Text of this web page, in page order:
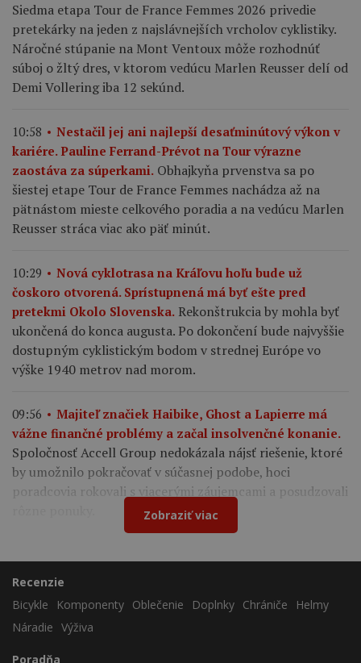
Siedma etapa Tour de France Femmes 2026 privedie
pretekárky na jeden z najslávnejších vrcholov cyklistiky.
Náročné stúpanie na Mont Ventoux môže rozhodnúť
súboj o žltý dres, v ktorom vedúcu Marlen Reusser delí od
Demi Vollering iba 12 sekúnd.
10:58
Nestačil jej ani najlepší desaťminútový výkon v
kariére. Pauline Ferrand-Prévot na Tour výrazne
zaostáva za súperkami. Obhajkyňa prvenstva sa po
šiestej etape Tour de France Femmes nachádza až na
pätnástom mieste celkového poradia a na vedúcu Marlen
Reusser stráca viac ako päť minút.
10:29
Nová cyklotrasa na Kráľovu hoľu bude už
čoskoro otvorená. Sprístupnená má byť ešte pred
pretekmi Okolo Slovenska. Rekonštrukcia by mohla byť
ukončená do konca augusta. Po dokončení bude najvyššie
dostupným cyklistickým bodom v strednej Európe vo
výške 1940 metrov nad morom.
09:56
Majiteľ značiek Haibike, Ghost a Lapierre má
vážne finančné problémy a začal insolvenčné konanie.
Spoločnosť Accell Group nedokázala nájsť riešenie, ktoré
by umožnilo pokračovať v súčasnej podobe, hoci
poradcovia rokovali s viacerými záujemcami a posudzovali
Zobraziť viac
Recenzie
Bicykle
Komponenty Oblečenie Doplnky Chrániče
Helmy
Náradie Výživa
Poradňa